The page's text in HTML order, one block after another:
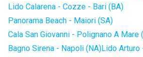
Lido Calarena - Cozze - Bari (BA)
Panorama Beach - Maiori (SA)
Cala San Giovanni - Polignano A Mare
Bagno Sirena - Napoli (NA)Lido Arturo